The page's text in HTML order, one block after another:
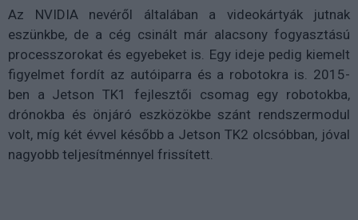
Az NVIDIA nevéről általában a videokártyák jutnak
eszünkbe, de a cég csinált már alacsony fogyasztású
processzorokat és egyebeket is. Egy ideje pedig kiemelt
figyelmet fordít az autóiparra és a robotokra is. 2015-
ben a Jetson TK1 fejlesztői csomag egy robotokba,
drónokba és önjáró eszközökbe szánt rendszermodul
volt, míg két évvel később a Jetson TK2 olcsóbban, jóval
nagyobb teljesítménnyel frissített.